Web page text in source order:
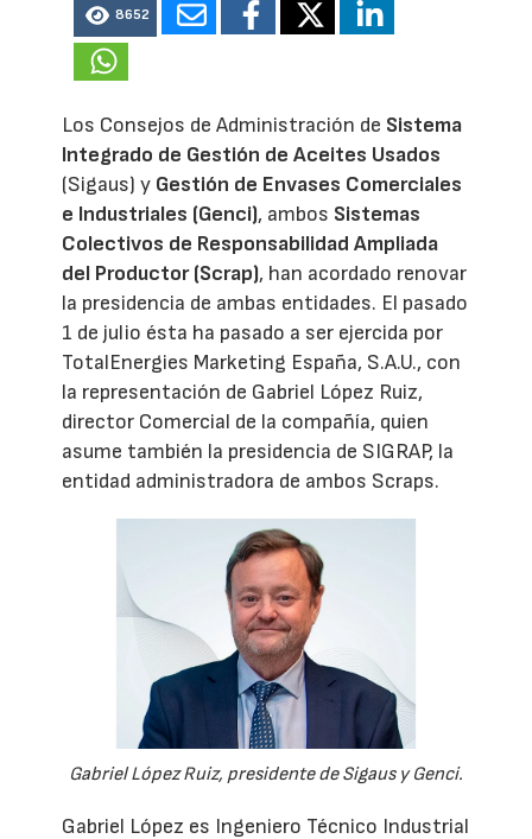
8652
Los Consejos de Administración de Sistema
Integrado de Gestión de Aceites Usados
(Sigaus) y Gestión de Envases Comerciales
e Industriales (Genci), ambos Sistemas
Colectivos de Responsabilidad Ampliada
del Productor (Scrap), han acordado renovar
la presidencia de ambas entidades. El pasado
1 de julio ésta ha pasado a ser ejercida por
TotalEnergies Marketing España, S.A.U., con
la representación de Gabriel López Ruiz,
director Comercial de la compañía, quien
asume también la presidencia de SIGRAP, la
entidad administradora de ambos Scraps.
Gabriel López Ruiz, presidente de Sigaus y Genci.
Gabriel López es Ingeniero Técnico Industrial